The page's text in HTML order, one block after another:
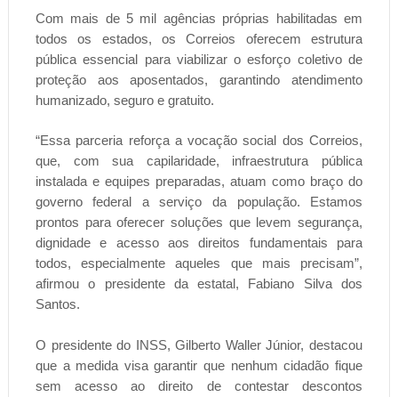
Com mais de 5 mil agências próprias habilitadas em
todos os estados, os Correios oferecem estrutura
pública essencial para viabilizar o esforço coletivo de
proteção aos aposentados, garantindo atendimento
humanizado, seguro e gratuito.
“Essa parceria reforça a vocação social dos Correios,
que, com sua capilaridade, infraestrutura pública
instalada e equipes preparadas, atuam como braço do
governo federal a serviço da população. Estamos
prontos para oferecer soluções que levem segurança,
dignidade e acesso aos direitos fundamentais para
todos, especialmente aqueles que mais precisam”,
afirmou o presidente da estatal, Fabiano Silva dos
Santos.
O presidente do INSS, Gilberto Waller Júnior, destacou
que a medida visa garantir que nenhum cidadão fique
sem acesso ao direito de contestar descontos